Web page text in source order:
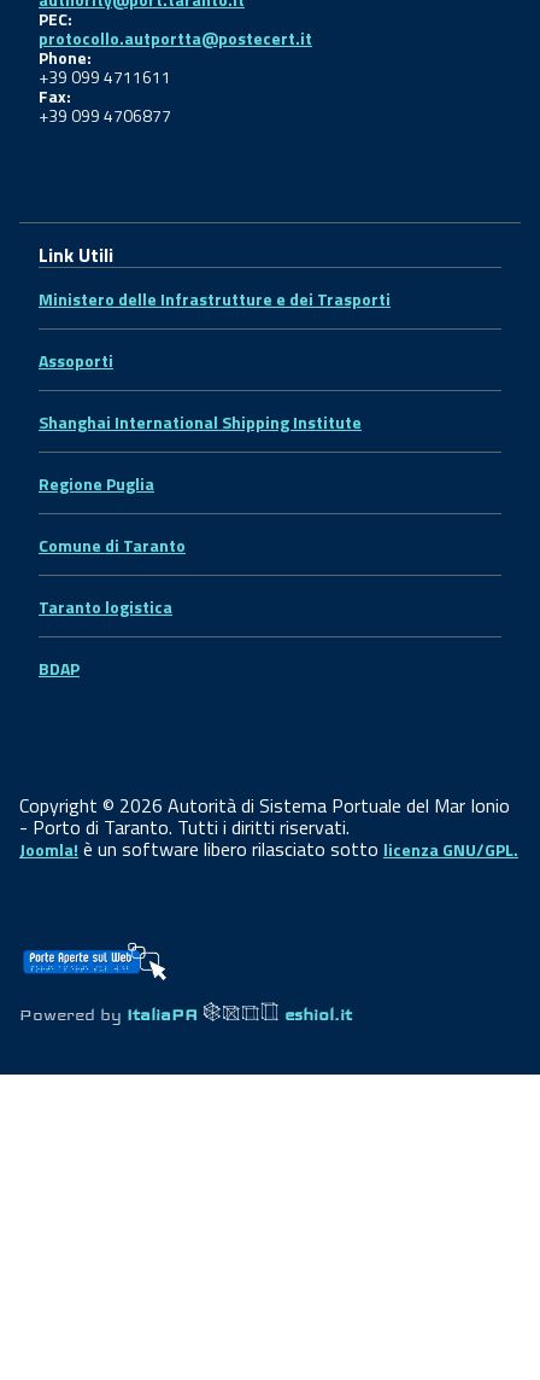
PEC:
protocollo.autportta@postecert.it
Phone:
+39 099 4711611
Fax:
+39 099 4706877
Link Utili
Ministero delle Infrastrutture e dei Trasporti
Assoporti
Shanghai International Shipping Institute
Regione Puglia
Comune di Taranto
Taranto logistica
BDAP
Copyright © 2026 Autorità di Sistema Portuale del Mar Ionio
- Porto di Taranto. Tutti i diritti riservati.
Joomla! è un software libero rilasciato sotto licenza GNU/GPL.
Powered by ItaliaPA eshiol.it